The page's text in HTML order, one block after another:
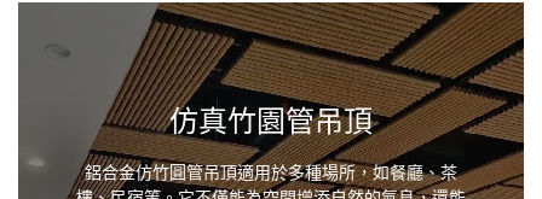
仿真竹園管吊頂
鋁合金仿竹圓管吊頂適用於多種場所，如餐廳、茶